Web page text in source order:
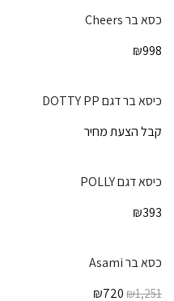
כסא בר Cheers
₪998
כיסא בר דגם DOTTY PP
קבל הצעת מחיר
כיסא דגם POLLY
₪393
כסא בר Asami
₪1,251
₪720